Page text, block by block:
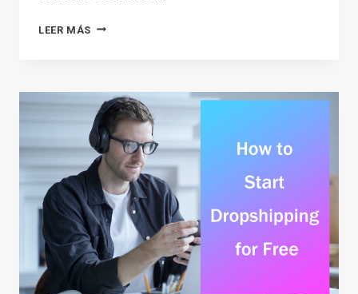
LEER MÁS
CONSIDERAR
SOBRE
CÓMO
ENCONTRAR
BUENOS
PRODUCTOS
PARA
REALIZAR
ENVÍO
DIRECTO